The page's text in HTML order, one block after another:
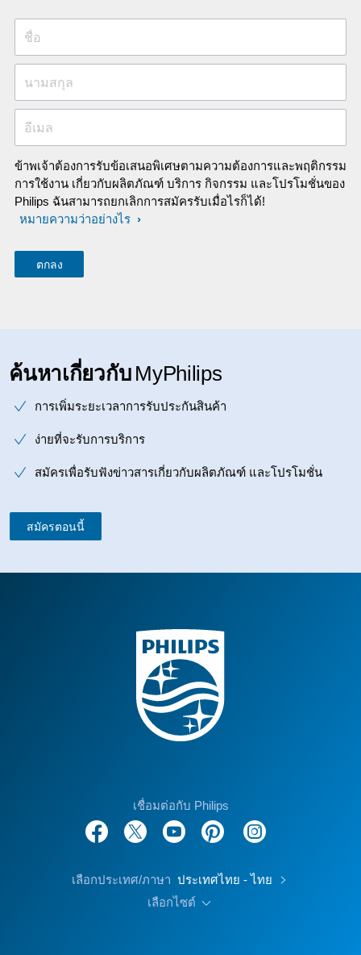
ชื่อ
นามสกุล
อีเมล
ข้าพเจ้าต้องการรับข้อเสนอพิเศษตามความต้องการและพฤติกรรม
การใช้งาน เกี่ยวกับผลิตภัณฑ์ บริการ กิจกรรม และโปรโมชั่นของ
Philips ฉันสามารถยกเลิกการสมัครรับเมื่อไรก็ได้!
หมายความว่าอย่างไร
ค้นหาเกี่ยวกับ MyPhilips
การเพิ่มระยะเวลาการรับประกันสินค้า
ง่ายที่จะรับการบริการ
สมัครเพื่อรับฟังข่าวสารเกี่ยวกับผลิตภัณฑ์ และโปรโมชั่น
สมัครตอนนี้
เชื่อมต่อกับ Philips
เลือกประเทศ/ภาษา ประเทศไทย - ไทย
เลือกไซต์